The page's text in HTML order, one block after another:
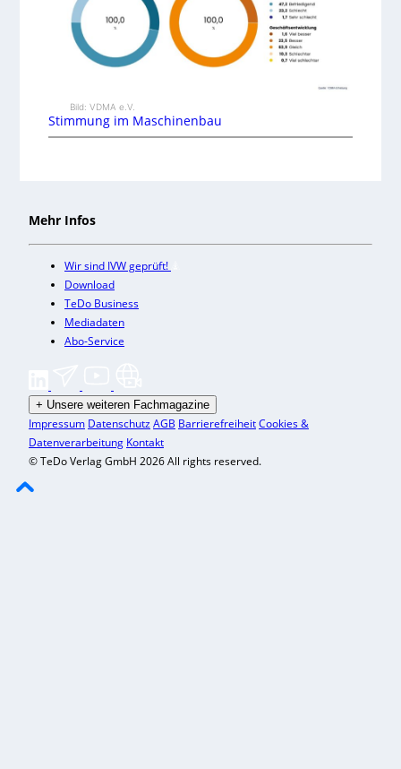
Bild: VDMA e.V.
Stimmung im Maschinenbau
Mehr Infos
Wir sind IVW geprüft!
Download
TeDo Business
Mediadaten
Abo-Service
+ Unsere weiteren Fachmagazine
Impressum DatenschutzAGB BarrierefreiheitCookies &
Datenverarbeitung Kontakt
© TeDo Verlag GmbH 2026 All rights reserved.